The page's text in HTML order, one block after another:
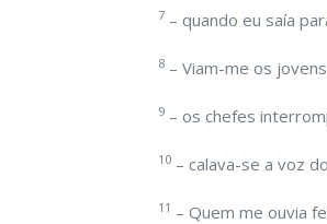
7 – quando eu saía
8 – Viam-me os
9 – os chefes
10 – calava-se a voz
11 – Quem me ouvia